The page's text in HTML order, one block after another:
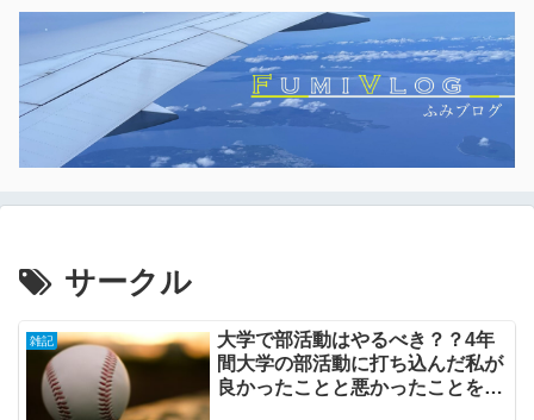
サークル
雑記
大学で部活動はやるべき？？4年
間大学の部活動に打ち込んだ私が
良かったことと悪かったことを解